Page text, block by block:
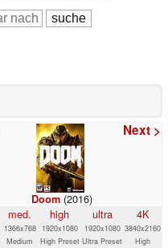
Next >
Doom (2016)
med.
1366x768
Medium
high
1920x1080
High Preset
ultra
1920x1080
Ultra Preset
4K
3840x2160
High